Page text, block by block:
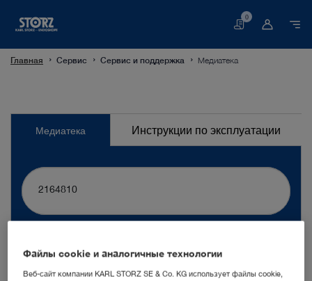
Корзина
0
Главная Сервис Сервис и поддержка Медиатека
Медиатека
Медиатека Инструкции по эксплуатации
выбранный язык
Файлы cookie и аналогичные технологии
Веб-сайт компании KARL STORZ SE & Co. KG использует файлы cookie,